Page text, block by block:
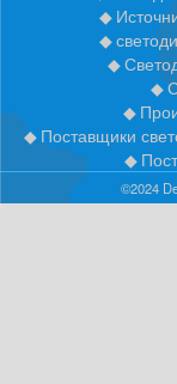
Поставщики
©2024